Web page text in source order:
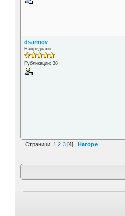
dsarmov
Напреднали
Публикации: 38
Страници: 1 2 3 [4] Нагоре